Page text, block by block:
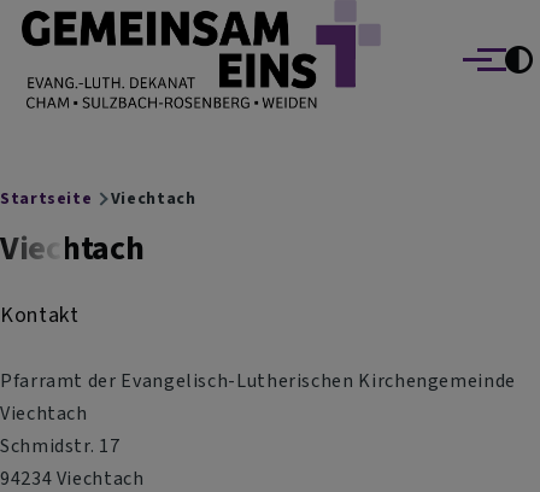
Direkt zum Inhalt
EVANG.-LUTH. DEKANAT GEMEINSAM EINS
Cham Sulzbach-Rosenberg Weiden
Menü
Breadcrumb
Startseite Viechtach
Viechtach
Kontakt
Pfarramt der Evangelisch-Lutherischen Kirchengemeinde
Viechtach
Schmidstr. 17
94234 Viechtach